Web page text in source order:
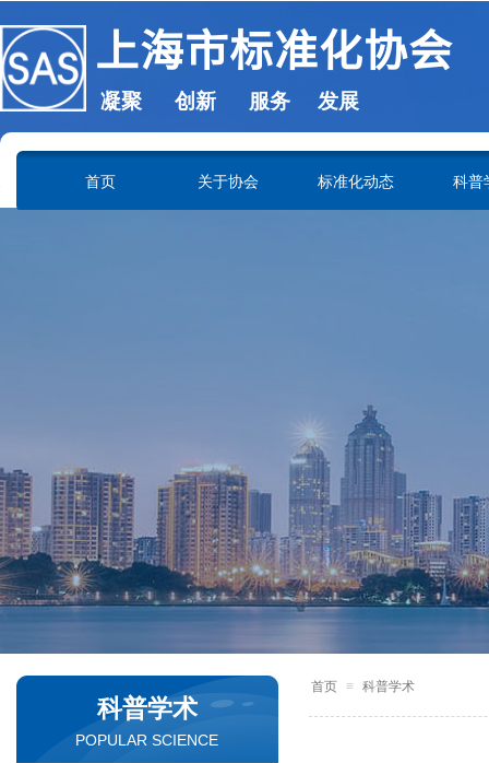
上海市标准化协会
凝聚 创新 服务 发展
首页 关于协会 标准化动态 科普
SHANGHAI ASSOCIATION OF STANDARDIZATION
首页 ≡ 科普学术
科普学术
POPULAR SCIENCE